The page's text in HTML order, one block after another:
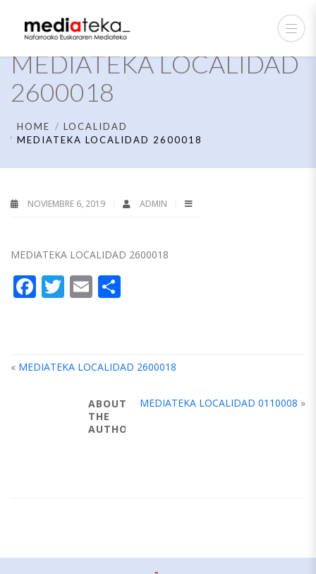
MEDIATEKA LOCALIDAD
2600018
HOME
LOCALIDAD
MEDIATEKA LOCALIDAD 2600018
NOVIEMBRE 6, 2019 ADMIN
MEDIATEKA LOCALIDAD 2600018
Facebook
Twitter
Email
« MEDIATEKA LOCALIDAD 2600018
MEDIATEKA LOCALIDAD 0110008 »
ABOUT
THE
AUTHOR